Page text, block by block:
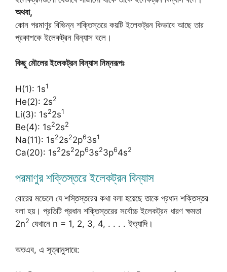
অথবা,
কোন পরমাণুর বিভিন্ন শক্তিস্তরে কয়টি ইলেকট্রন কিভাবে আছে তার
প্রকাশকে ইলেকট্রন বিন্যাস বলে।
কিছু মৌলের ইলেকট্রন বিন্যাস নিম্নরূপঃ
H(1): 1s1
He(2): 2s2
Li(3): 1s22s1
Be(4): 1s22s2
Na(11): 1s22s22p63s1
Ca(20): 1s22s22p63s23p64s2
পরমাণুর শক্তিস্তরে ইলেকট্রন বিন্যাস
বোরের মডেলে যে শস্তিস্তরের কথা বলা হয়েছে তাকে প্রধান শক্তিস্তর
বলা হয়। প্রতিটি প্রধান শক্তিস্তরের সর্বোচ্চ ইলেকট্রন ধারণ ক্ষমতা
2n2 যেখানে n = 1, 2, 3, 4, . . . . ইত্যাদি।
অতএব, এ সূত্রানুসারে: